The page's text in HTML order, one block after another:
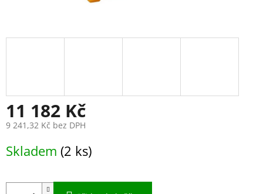
11 182 Kč
9 241,32 Kč bez DPH
cena:
Skladem (2 ks)